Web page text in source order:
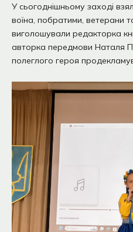
У сьогоднішньому заході
воїна, побратими, ветерани
виголошували редакторка
авторка передмови Наталя
полеглого героя